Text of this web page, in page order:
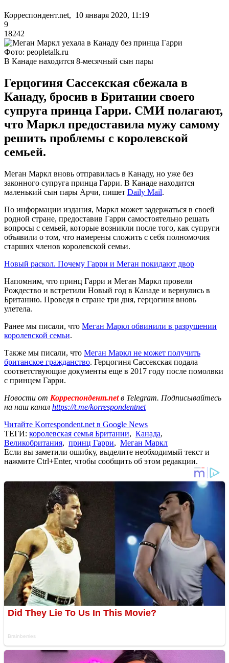
Корреспондент.net, 10 января 2020, 11:19
9
18242
Фото: peopletalk.ru
В Канаде находится 8-месячный сын пары
Герцогиня Сассекская сбежала в
Канаду, бросив в Британии своего
супруга принца Гарри. СМИ полагают,
что Маркл предоставила мужу самому
решить проблемы с королевской
семьей.
Меган Маркл вновь отправилась в Канаду, но уже без
законного супруга принца Гарри. В Канаде находится
маленький сын пары Арчи, пишет Daily Mail.
По информации издания, Маркл может задержаться в своей
родной стране, предоставив Гарри самостоятельно решать
вопросы с семьей, которые возникли после того, как супруги
объявили о том, что намерены сложить с себя полномочия
старших членов королевской семьи.
Новый раскол. Почему Гарри и Меган покидают двор
Напомним, что принц Гарри и Меган Маркл провели
Рождество и встретили Новый год в Канаде и вернулись в
Британию. Проведя в стране три дня, герцогиня вновь
улетела.
Ранее мы писали, что Меган Маркл обвинили в разрушении
королевской семьи.
Также мы писали, что Меган Маркл не может получить
британское гражданство. Герцогиня Сассекская подала
соответствующие документы еще в 2017 году после помолвки
с принцем Гарри.
Новости от Корреспондент.netв Telegram. Подписывайтесь
на наш канал https://t.me/korrespondentnet
Читайте Korrespondent.net в Google News
ТЕГИ: королевская семья Британии, Канада,
Великобритания, принц Гарри, Меган Маркл
Если вы заметили ошибку, выделите необходимый текст и
нажмите Ctrl+Enter, чтобы сообщить об этом редакции.